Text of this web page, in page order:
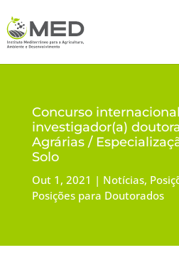
Concurso
investigador(a)
Agrárias /
Solo
Out 1, 2021 Notícias,
Posições para Doutorados